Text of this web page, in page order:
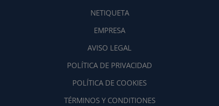
NETIQUETA
EMPRESA
AVISO LEGAL
POLÍTICA DE PRIVACIDAD
POLÍTICA DE COOKIES
TÉRMINOS Y CONDITIONES